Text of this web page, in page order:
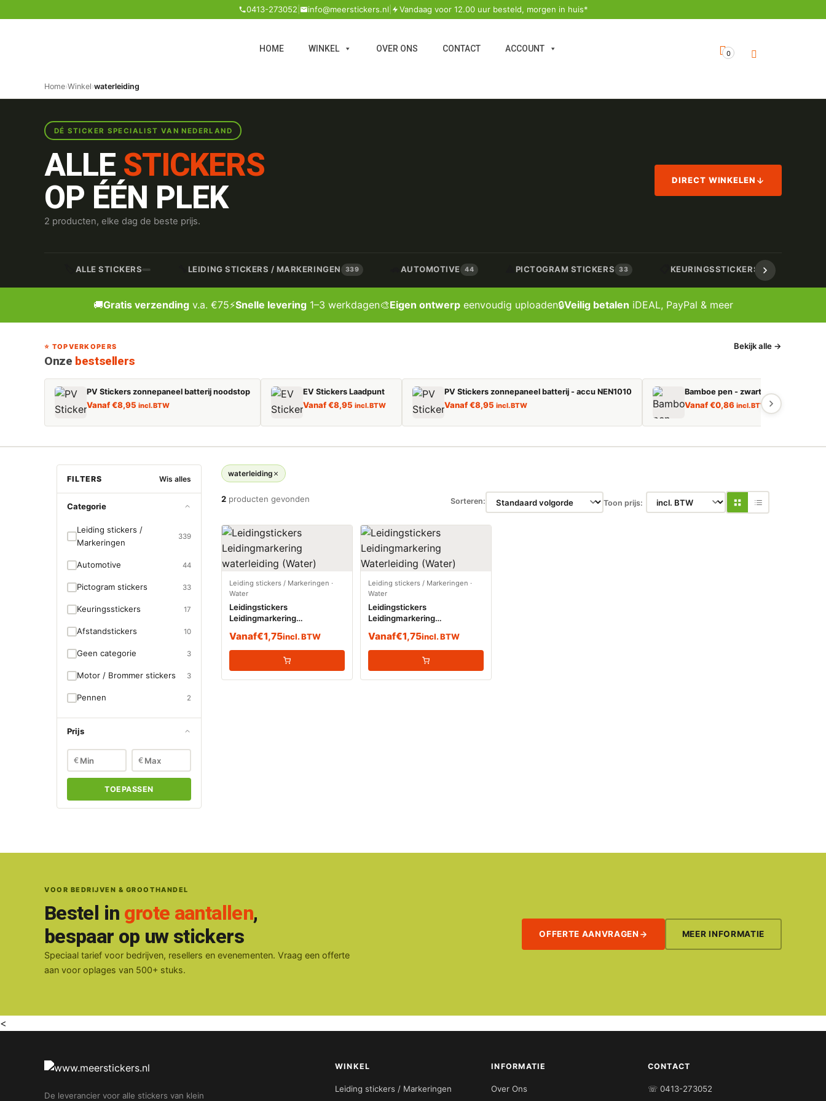
0413-273052 info@meerstickers.nl Vandaag voor 12.00 uur besteld, morgen in huis*
HOME WINKEL OVER ONS CONTACT ACCOUNT 0
Home›Winkel›waterleiding
DÉ STICKER SPECIALIST VAN NEDERLAND
ALLE STICKERS
OP ÉÉN PLEK
2 producten, elke dag de beste prijs.
DIRECT WINKELEN
ALLE STICKERS LEIDING STICKERS / MARKERINGEN 339 AUTOMOTIVE 44 PICTOGRAM STICKERS 33 KEURINGSSTICKERS 17
🚚Gratis verzendingv.a. €75⚡Snelle levering1–3 werkdagen🎨Eigen ontwerpeenvoudig uploaden🔒Veilig betalen iDEAL, PayPal & meer
⭐ TOPVERKOPERS
Onze bestsellers
Bekijk alle →
PV Stickers zonnepaneel batterij noodstop
Vanaf€8,95 incl. BTW
EV Stickers Laadpunt
Vanaf€8,95 incl. BTW
PV Stickers zonnepaneel batterij - accu NEN1010
Vanaf€8,95 incl. BTW
Bamboe pen - zwart schrijvend
Vanaf€0,86 incl. BTW
FILTERS Wis alles
Categorie
Leiding stickers /
Markeringen
339
Automotive 44
Pictogram stickers 33
Keuringsstickers 17
Afstandstickers 10
Geen categorie 3
Motor / Brommer stickers 3
Pennen 2
Prijs
€ €
TOEPASSEN
waterleiding
2 producten gevonden Sorteren: Toon prijs:
Leiding stickers / Markeringen ·
Water
Leidingstickers
Leidingmarkering
Vanaf€1,75incl. BTW
Leiding stickers / Markeringen ·
Water
Leidingstickers
Leidingmarkering
Vanaf€1,75incl. BTW
VOOR BEDRIJVEN & GROOTHANDEL
Bestel in grote aantallen,
bespaar op uw stickers
Speciaal tarief voor bedrijven, resellers en evenementen. Vraag een offerte
aan voor oplages van 500+ stuks.
OFFERTE AANVRAGEN MEER INFORMATIE
<
De leverancier voor alle stickers van klein
WINKEL
Leiding stickers / Markeringen
INFORMATIE
Over Ons
CONTACT
☏ 0413-273052